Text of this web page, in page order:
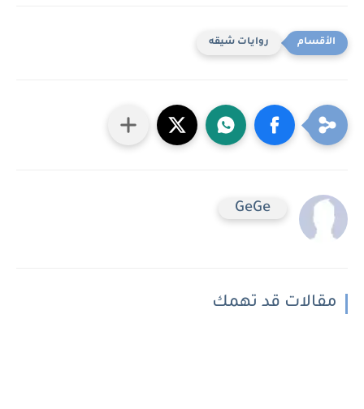
روايات شيقه
GeGe
مقالات قد تهمك